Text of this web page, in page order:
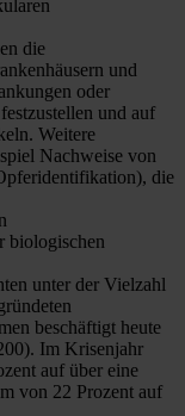
die
und
oder
und auf
Weitere
Nachweise von
die
biologischen
unter der Vielzahl
beschäftigt heute
Im Krisenjahr
auf über eine
von 22 Prozent auf